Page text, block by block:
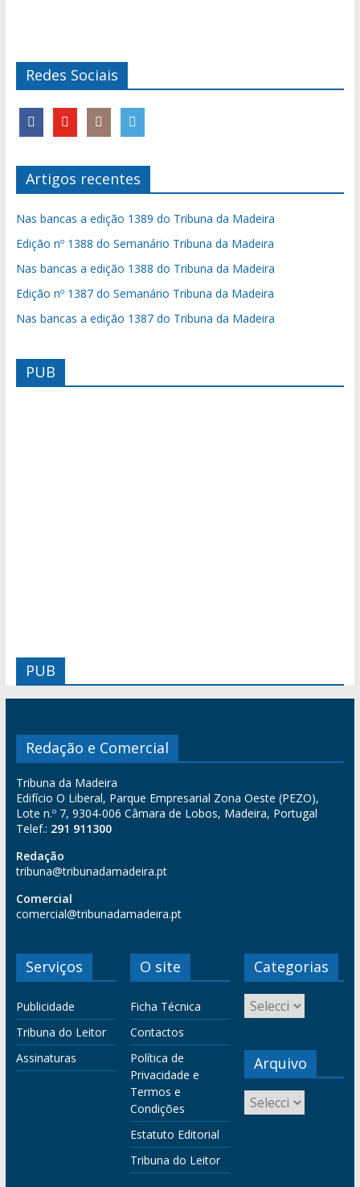
Redes Sociais
Artigos recentes
Nas bancas a edição 1389 do Tribuna da Madeira
Edição nº 1388 do Semanário Tribuna da Madeira
Nas bancas a edição 1388 do Tribuna da Madeira
Edição nº 1387 do Semanário Tribuna da Madeira
Nas bancas a edição 1387 do Tribuna da Madeira
PUB
PUB
Redação e Comercial
Tribuna da Madeira
Edifício O Liberal, Parque Empresarial Zona Oeste (PEZO),
Lote n.º 7, 9304-006 Câmara de Lobos, Madeira, Portugal
Telef.: 291 911300
Redação
tribuna@tribunadamadeira.pt
Comercial
comercial@tribunadamadeira.pt
Serviços
Publicidade
Tribuna do Leitor
Assinaturas
O site
Ficha Técnica
Contactos
Política de
Privacidade e
Termos e
Condições
Estatuto Editorial
Tribuna do Leitor
Categorias
Arquivo